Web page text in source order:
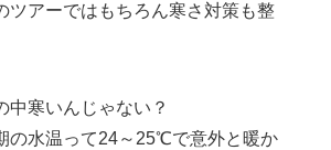
ツアーではもちろん寒さ対策も整
中寒いんじゃない？
の水温って24～25℃で意外と暖か